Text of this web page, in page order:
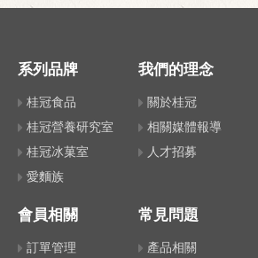
系列品牌
桂冠食品
桂冠營養研究室
桂冠冰菓室
愛麵族
我們的理念
關於桂冠
相關媒體報導
人才招募
會員相關
訂單管理
常見問題
產品相關